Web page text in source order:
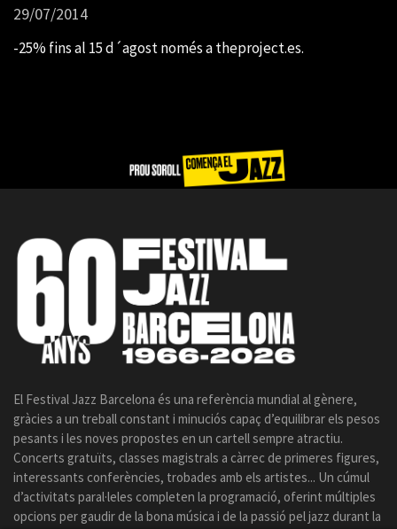
29/07/2014
-25% fins al 15 d´agost només a theproject.es.
El Festival Jazz Barcelona és una referència mundial al gènere,
gràcies a un treball constant i minuciós capaç d’equilibrar els pesos
pesants i les noves propostes en un cartell sempre atractiu.
Concerts gratuïts, classes magistrals a càrrec de primeres figures,
interessants conferències, trobades amb els artistes... Un cúmul
d’activitats paral·leles completen la programació, oferint múltiples
opcions per gaudir de la bona música i de la passió pel jazz durant la